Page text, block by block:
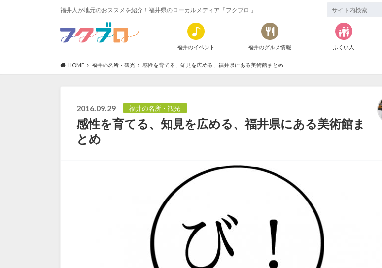
福井人が地元のおススメを紹介！福井県のローカルメディア「フクブロ 」
福井のイベント 福井のグルメ情報 ふくい人
HOME 福井の名所・観光 感性を育てる、知見を広める、福井県にある美術館まとめ
2016.09.29 福井の名所・観光
感性を育てる、知見を広める、福井県にある美術館ま
とめ